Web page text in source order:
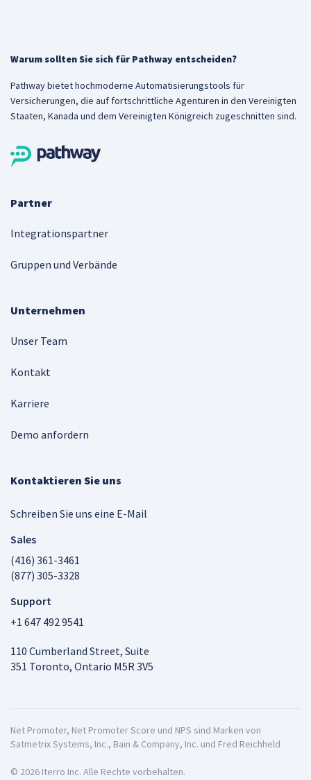
Warum sollten Sie sich für Pathway entscheiden?
Pathway bietet hochmoderne Automatisierungstools für
Versicherungen, die auf fortschrittliche Agenturen in den Vereinigten
Staaten, Kanada und dem Vereinigten Königreich zugeschnitten sind.
Partner
Integrationspartner
Gruppen und Verbände
Unternehmen
Unser Team
Kontakt
Karriere
Demo anfordern
Kontaktieren Sie uns
Schreiben Sie uns eine E-Mail
Sales
(416) 361-3461
(877) 305-3328
Support
+1 647 492 9541
110 Cumberland Street, Suite
351 Toronto, Ontario M5R 3V5
Net Promoter, Net Promoter Score und NPS sind Marken von
Satmetrix Systems, Inc., Bain & Company, Inc. und Fred Reichheld
© 2026 Iterro Inc. Alle Rechte vorbehalten.